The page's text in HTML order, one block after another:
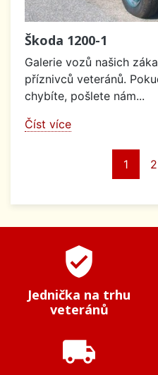
Škoda 1200-1
Galerie vozů našich
příznivců veteránů.
chybíte, pošlete nám...
Číst více
1 2
verified_user
Jednička na trhu
veteránů
local_shipping